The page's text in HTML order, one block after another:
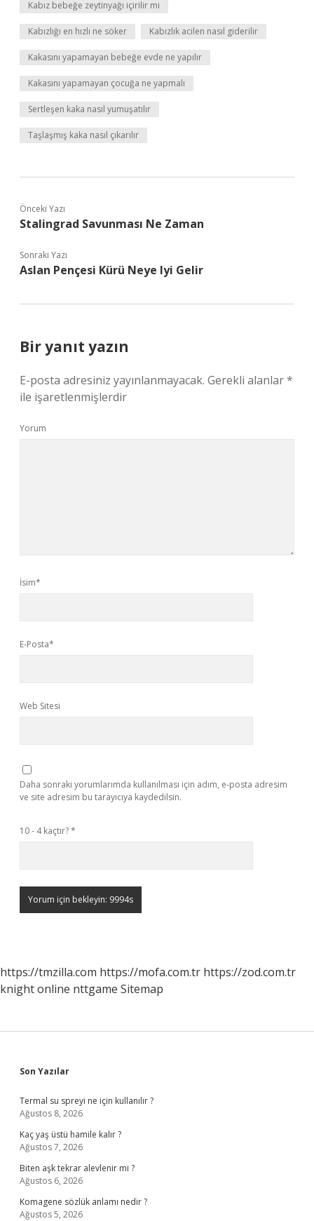
Kabız bebeğe zeytinyağı içirilir mi
Kabızlığı en hızlı ne söker Kabızlık acilen nasıl giderilir
Kakasını yapamayan bebeğe evde ne yapılır
Kakasını yapamayan çocuğa ne yapmalı
Sertleşen kaka nasıl yumuşatılır
Taşlaşmış kaka nasıl çıkarılır
Önceki Yazı
Stalingrad Savunması Ne Zaman
Sonraki Yazı
Aslan Pençesi Kürü Neye Iyi Gelir
Bir yanıt yazın
E-posta adresiniz yayınlanmayacak. Gerekli alanlar*
ile işaretlenmişlerdir
Yorum
İsim*
E-Posta*
Web Sitesi
Daha sonraki yorumlarımda kullanılması için adım, e-posta adresim
ve site adresim bu tarayıcıya kaydedilsin.
10 - 4 kaçtır?*
https://tmzilla.com https://mofa.com.tr https://zod.com.tr
knight online nttgame Sitemap
Sidebar
Son Yazılar
Termal su spreyi ne için kullanılır ?
Ağustos 8, 2026
Kaç yaş üstü hamile kalır ?
Ağustos 7, 2026
Biten aşk tekrar alevlenir mi ?
Ağustos 6, 2026
Komagene sözlük anlamı nedir ?
Ağustos 5, 2026